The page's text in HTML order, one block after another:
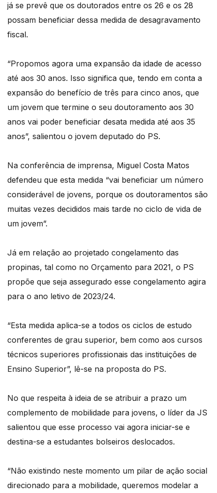
já se prevê que os doutorados entre os 26 e os 28
possam beneficiar dessa medida de desagravamento
fiscal.
“Propomos agora uma expansão da idade de acesso
até aos 30 anos. Isso significa que, tendo em conta a
expansão do benefício de três para cinco anos, que
um jovem que termine o seu doutoramento aos 30
anos vai poder beneficiar desata medida até aos 35
anos”, salientou o jovem deputado do PS.
Na conferência de imprensa, Miguel Costa Matos
defendeu que esta medida “vai beneficiar um número
considerável de jovens, porque os doutoramentos são
muitas vezes decididos mais tarde no ciclo de vida de
um jovem”.
Já em relação ao projetado congelamento das
propinas, tal como no Orçamento para 2021, o PS
propõe que seja assegurado esse congelamento agira
para o ano letivo de 2023/24.
“Esta medida aplica-se a todos os ciclos de estudo
conferentes de grau superior, bem como aos cursos
técnicos superiores profissionais das instituições de
Ensino Superior”, lê-se na proposta do PS.
No que respeita à ideia de se atribuir a prazo um
complemento de mobilidade para jovens, o líder da JS
salientou que esse processo vai agora iniciar-se e
destina-se a estudantes bolseiros deslocados.
“Não existindo neste momento um pilar de ação social
direcionado para a mobilidade, queremos modelar a